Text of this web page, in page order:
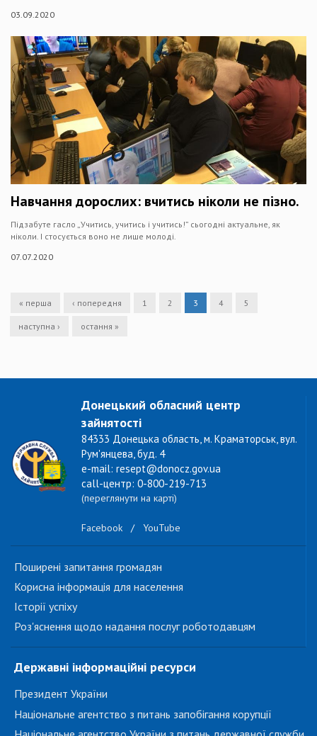
03.09.2020
Навчання дорослих: вчитись ніколи не пізно.
Підзабуте гасло „Учитись, учитись і учитись!” сьогодні актуальне, як
ніколи. І стосується воно не лише молоді.
07.07.2020
« перша ‹ попередня 1 2 3 4 5
наступна › остання »
Донецький обласний центр
зайнятості
84333 Донецька область, м. Краматорськ, вул.
Рум'янцева, буд. 4
e-mail: resept@donocz.gov.ua
call-центр: 0-800-219-713
(переглянути на карті)
Facebook / YouTube
Поширені запитання громадян
Корисна інформація для населення
Історії успіху
Роз'яснення щодо надання послуг роботодавцям
Державні інформаційні ресурси
Президент України
Національне агентство з питань запобігання корупції